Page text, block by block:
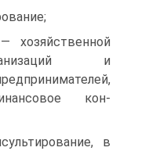
хозяйственной
и
кон­
в